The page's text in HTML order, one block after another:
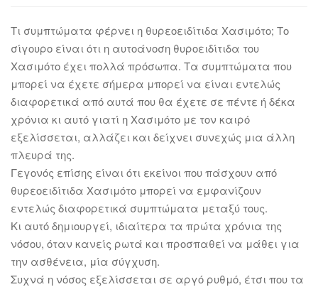
Τι συμπτώματα φέρνει η θυρεοειδίτιδα Χασιμότο; Το
σίγουρο είναι ότι η αυτοάνοση θυροειδίτιδα του
Χασιμότο έχει πολλά πρόσωπα. Τα συμπτώματα που
μπορεί να έχετε σήμερα μπορεί να είναι εντελώς
διαφορετικά από αυτά που θα έχετε σε πέντε ή δέκα
χρόνια κι αυτό γιατί η Χασιμότο με τον καιρό
εξελίσσεται, αλλάζει και δείχνει συνεχώς μια άλλη
πλευρά της.
Γεγονός επίσης είναι ότι εκείνοι που πάσχουν από
θυρεοειδίτιδα Χασιμότο μπορεί να εμφανίζουν
εντελώς διαφορετικά συμπτώματα μεταξύ τους.
Κι αυτό δημιουργεί, ιδιαίτερα τα πρώτα χρόνια της
νόσου, όταν κανείς ρωτά και προσπαθεί να μάθει για
την ασθένεια, μία σύγχυση.
Συχνά η νόσος εξελίσσεται σε αργό ρυθμό, έτσι που τα